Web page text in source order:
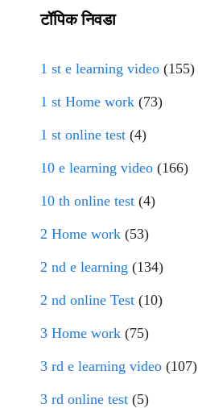
टॉपिक निवडा
1 st e learning video (155)
1 st Home work (73)
1 st online test (4)
10 e learning video (166)
10 th online test (4)
2 Home work (53)
2 nd e learning (134)
2 nd online Test (10)
3 Home work (75)
3 rd e learning video (107)
3 rd online test (5)